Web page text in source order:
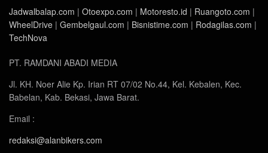
Jadwalbalap.com | Otoexpo.com | Motoresto.id | Ruangoto.com |
WheelDrive | Gembelgaul.com | Bisnistime.com | Rodagilas.com |
TechNova
PT. RAMDANI ABADI MEDIA
Jl. KH. Noer Alie Kp. Irian RT 07/02 No.44, Kel. Kebalen, Kec.
Babelan, Kab. Bekasi, Jawa Barat.
Email :
redaksi@alanbikers.com